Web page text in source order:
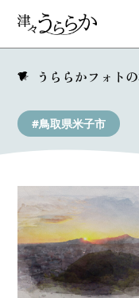
うららかフォト
#鳥取県米子市